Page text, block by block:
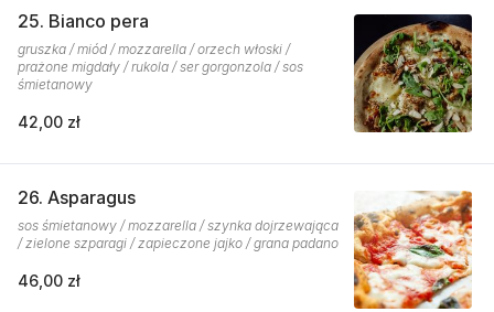
25. Bianco pera
gruszka / miód / mozzarella / orzech włoski /
prażone migdały / rukola / ser gorgonzola / sos
śmietanowy
42,00 zł
26. Asparagus
sos śmietanowy / mozzarella / szynka dojrzewająca
/ zielone szparagi / zapieczone jajko / grana padano
46,00 zł